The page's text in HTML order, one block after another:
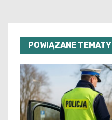
POWIĄZANE TEMATY